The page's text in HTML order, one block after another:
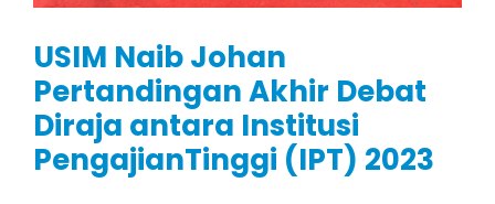
USIM Naib Johan
Pertandingan Akhir Debat
Diraja antara Institusi
PengajianTinggi (IPT) 2023